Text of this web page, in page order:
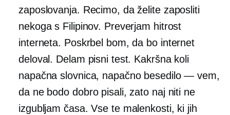
zaposlovanja. Recimo, da želite zaposliti
nekoga s Filipinov. Preverjam hitrost
interneta. Poskrbel bom, da bo internet
deloval. Delam pisni test. Kakršna koli
napačna slovnica, napačno besedilo — vem,
da ne bodo dobro pisali, zato naj niti ne
izgubljam časa. Vse te malenkosti, ki jih